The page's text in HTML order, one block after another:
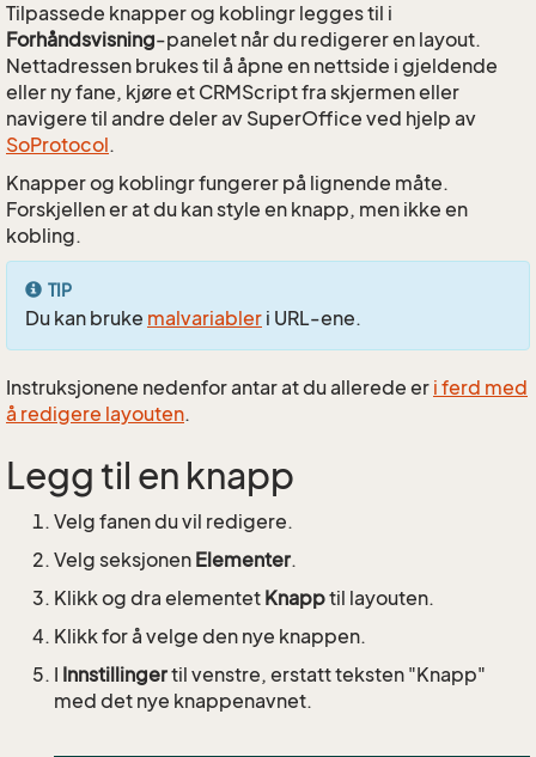
Tilpassede knapper og koblingr legges til i
Forhåndsvisning-panelet når du redigerer en layout.
Nettadressen brukes til å åpne en nettside i gjeldende
eller ny fane, kjøre et CRMScript fra skjermen eller
navigere til andre deler av SuperOffice ved hjelp av
SoProtocol.
Knapper og koblingr fungerer på lignende måte.
Forskjellen er at du kan style en knapp, men ikke en
kobling.
TIP
Du kan bruke malvariabler i URL-ene.
Instruksjonene nedenfor antar at du allerede er i ferd med
å redigere layouten.
Legg til en knapp
Velg fanen du vil redigere.
Velg seksjonen Elementer.
Klikk og dra elementet Knapptil layouten.
Klikk for å velge den nye knappen.
I Innstillingertil venstre, erstatt teksten "Knapp"
med det nye knappenavnet.